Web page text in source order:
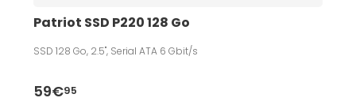
Patriot SSD P220 128 Go
SSD 128 Go, 2.5", Serial ATA 6 Gbit/s
59€95